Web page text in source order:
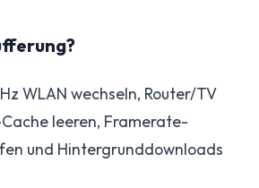
WLAN wechseln, Router/TV
leeren, Framerate-
und Hintergrunddownloads